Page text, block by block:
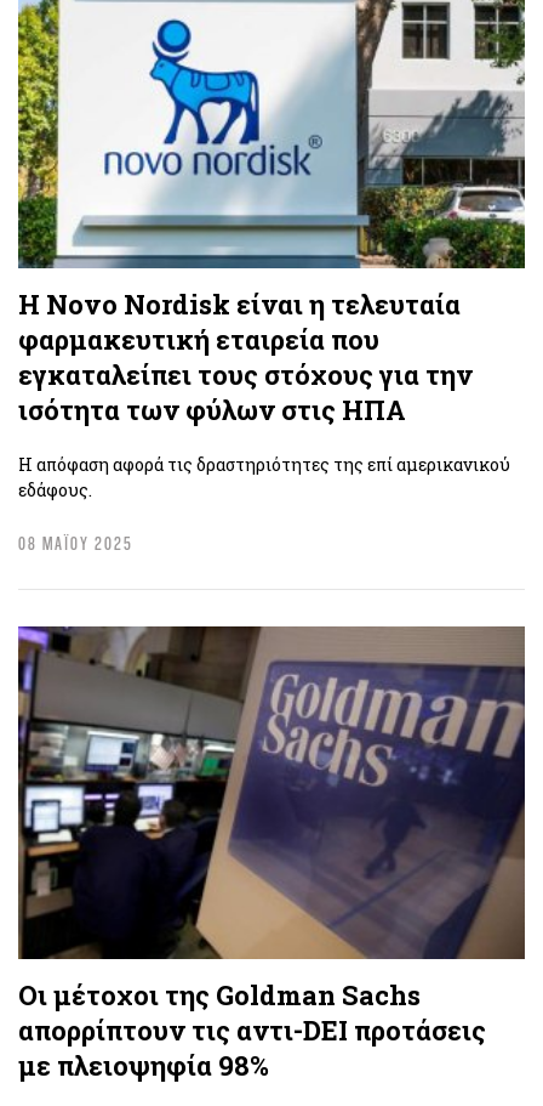
Η Novo Nordisk είναι η τελευταία
φαρμακευτική εταιρεία που
εγκαταλείπει τους στόχους για την
ισότητα των φύλων στις ΗΠΑ
H απόφαση αφορά τις δραστηριότητες της επί αμερικανικού
εδάφους.
08 ΜΑΪΟΥ 2025
Οι μέτοχοι της Goldman Sachs
απορρίπτουν τις αντι-DEI προτάσεις
με πλειοψηφία 98%